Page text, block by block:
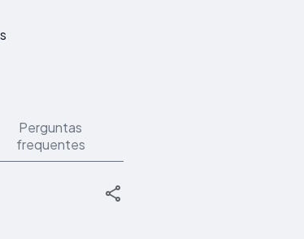
Perguntas
frequentes